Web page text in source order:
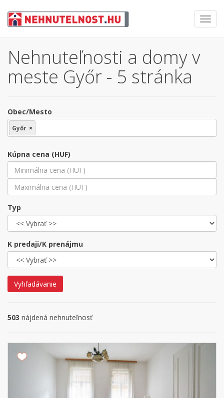
Nehnuteľnosti a domy v
meste Győr - 5 stránka
Obec/Mesto
Győr ×
Kúpna cena (HUF)
Typ
K predaji/K prenájmu
Vyhľadávanie
503 nájdená nehnuteľnosť